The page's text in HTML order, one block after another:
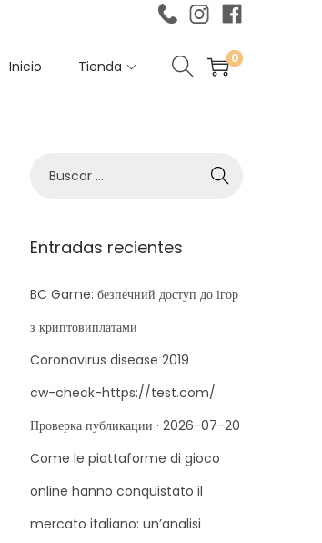
Inicio Tienda 0
q
e
p
a
r
Entradas recientes
BC Game: безпечний доступ до ігор
з криптовиплатами
Coronavirus disease 2019
cw-check-https://test.com/
Проверка публикации · 2026-07-20
Come le piattaforme di gioco
online hanno conquistato il
mercato italiano: un’analisi